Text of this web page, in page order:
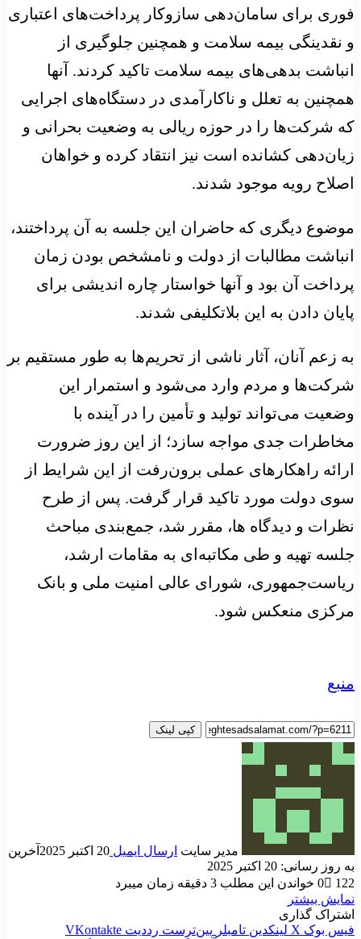
فوری برای سامان‌دهی سازوکار پرداخت‌های اعتباری
و نقدینگی بیمه سلامت و همچنین جلوگیری از
انباشت بدهی‌های بیمه سلامت تاکید کردند. آنها
همچنین به تعلل و ناکارآمدی در دستگاه‌های اجرایی
که شرکت‌ها را در حوزه ریالی به وضعیت بحرانی و
زیان‌دهی کشانده است نیز انتقاد کرده و خواهان
اصلاح رویه موجود شدند.
موضوع دیگری که حاضران این جلسه به آن پرداختند،
انباشت مطالبات از دولت و نامشخص بودن زمان
پرداخت آن بود و آنها خواستار چاره اندیشی برای
پایان دادن به این بلاتکلیفی شدند.
به زعم آنان، آثار ناشی از تحریم‌ها به طور مستقیم بر
شرکت‌ها و مردم وارد می‌شود و استمرار این
وضعیت می‌تواند تولید و تأمین را در آینده با
مخاطرات جدی مواجه سازد؛ از این روز ضرورت
ارائه راهکارهای عملی برون‌رفت از این شرایط از
سوی دولت مورد تاکید قرار گرفت. پس از طرح
نظرات و دیدگاه ها، مقرر شد، جمع‌بندی مباحث
جلسه تهیه و طی مکاتبه‌ای به مقامات ارشد،
ریاست‌جمهوری، شورای عالی امنیت ملی و بانک
مرکزی منعکس شود.
منبع
کپی لینک
مدیر سایت ارسال ایمیل 20 اکتبر 2025
آخرین
به روز رسانی: 20 اکتبر 2025
0
122
خواندن این مطلب 3 دقیقه زمان میبرد
نمایش بیشتر
اشتراک گذاری
فیس بوک X لینکدین ‫تامبلر ‫پین‌ترست ‫رددیت ‫VKontakte